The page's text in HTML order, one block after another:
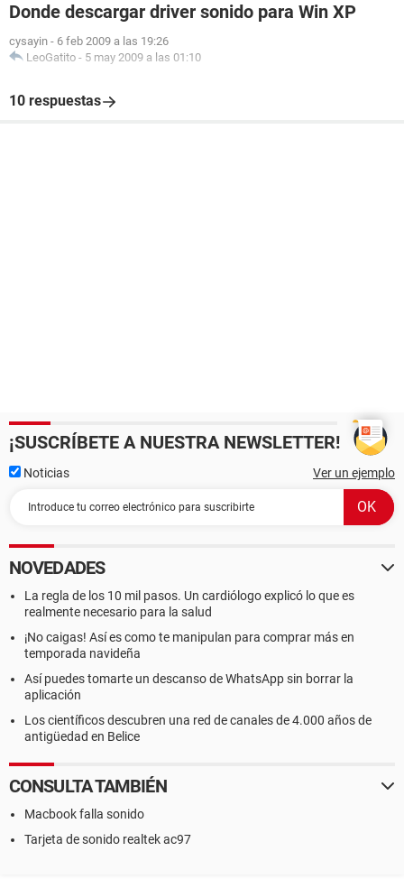
Donde descargar driver sonido para Win XP
cysayin - 6 feb 2009 a las 19:26
LeoGatito - 5 may 2009 a las 01:10
10 respuestas
¡SUSCRÍBETE A NUESTRA NEWSLETTER!
Noticias Ver un ejemplo
NOVEDADES
La regla de los 10 mil pasos. Un cardiólogo explicó lo que es
realmente necesario para la salud
¡No caigas! Así es como te manipulan para comprar más en
temporada navideña
Así puedes tomarte un descanso de WhatsApp sin borrar la
aplicación
Los científicos descubren una red de canales de 4.000 años de
antigüedad en Belice
CONSULTA TAMBIÉN
Macbook falla sonido
Tarjeta de sonido realtek ac97